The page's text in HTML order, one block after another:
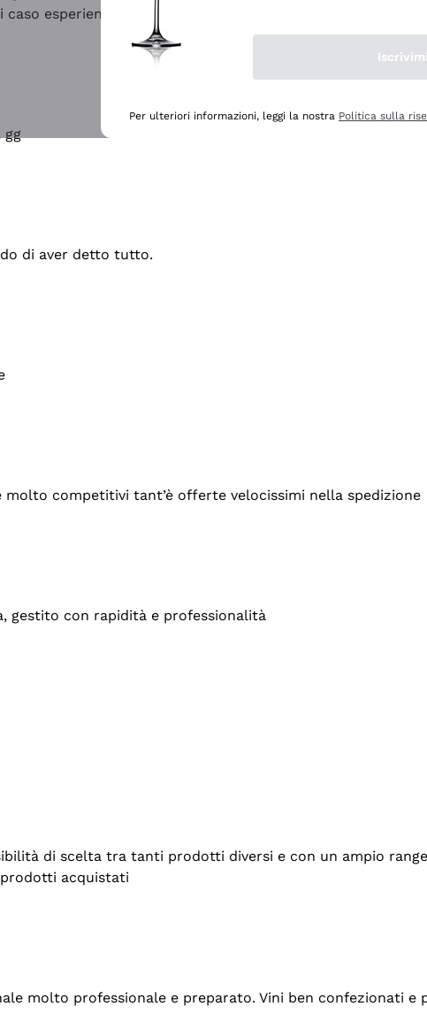
esperienza buona e lo consiglio! 👍
gg
di aver detto tutto.
molto competitivi tant’è offerte velocissimi nella spedizione
gestito con rapidità e professionalità
di scelta tra tanti prodotti diversi e con un ampio
acquistati
molto professionale e preparato. Vini ben confezionati
Iscrivimi
Per ulteriori informazioni, leggi la nostra Politica sulla